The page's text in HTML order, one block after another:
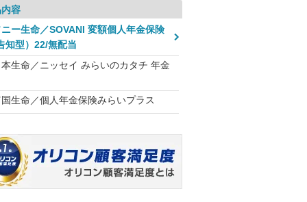
容
ニー生命／SOVANI 変額個人年金保険
知型）22/無配当
本生命／ニッセイ みらいのカタチ 年金
生命／個人年金保険みらいプラス